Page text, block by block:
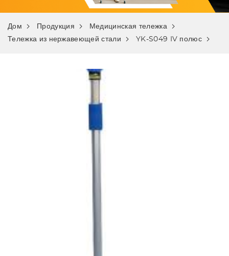
Дом Продукция
Медицинская тележка
Тележка из нержавеющей стали
YK-S049 IV полюс